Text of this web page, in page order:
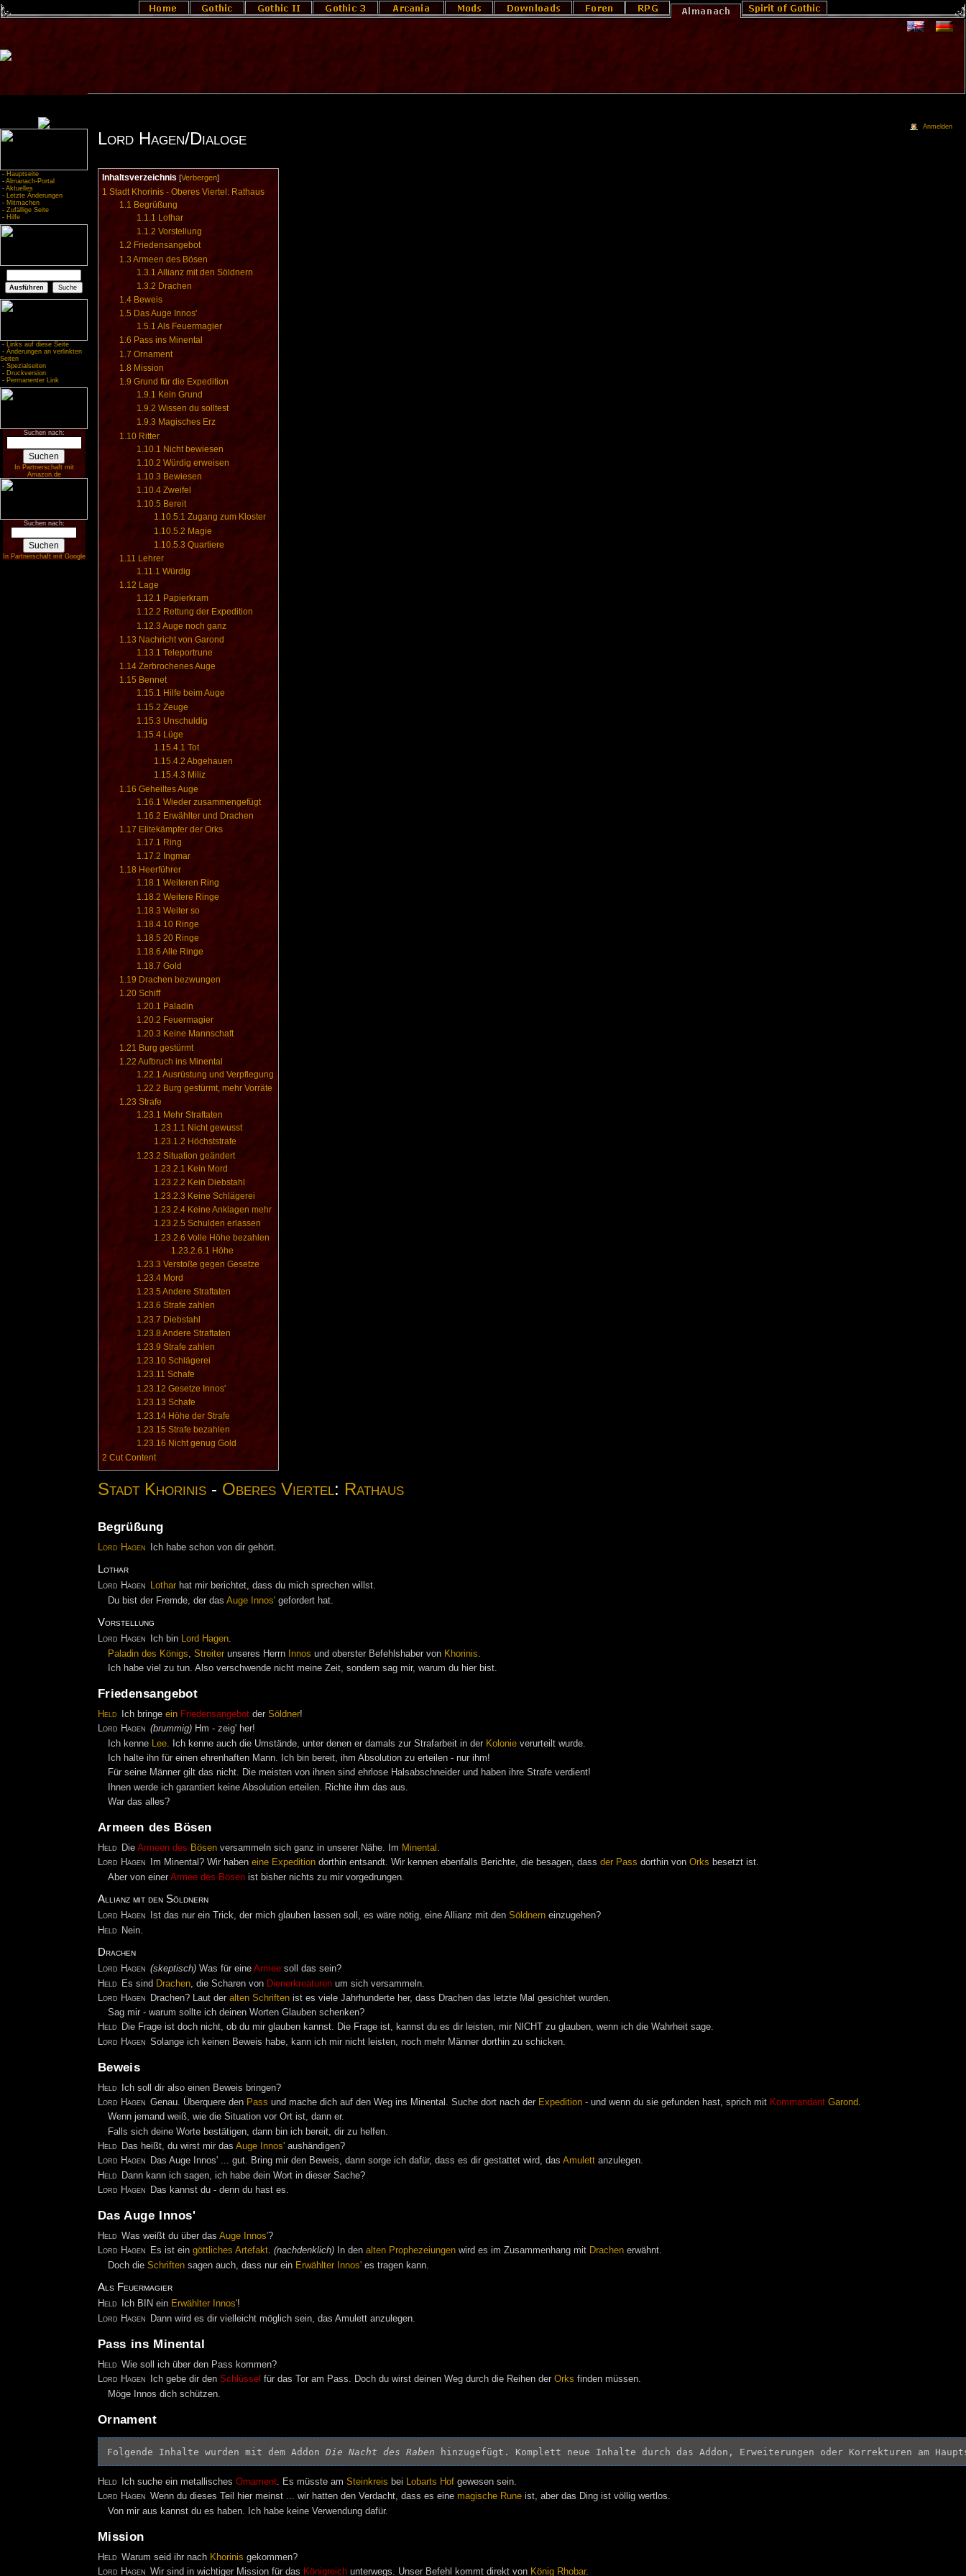
- Hauptseite
- Almanach-Portal
- Aktuelles
- Letzte Änderungen
- Mitmachen
- Zufällige Seite
- Hilfe
- Links auf diese Seite
- Änderungen an verlinkten
Seiten
- Spezialseiten
- Druckversion
- Permanenter Link
Suchen nach:
In Partnerschaft mit
Amazon.de
Suchen nach:
In Partnerschaft mit Google
Lord Hagen/Dialoge
Inhaltsverzeichnis [Verbergen]
1 Stadt Khorinis - Oberes Viertel: Rathaus
1.1 Begrüßung
1.1.1 Lothar
1.1.2 Vorstellung
1.2 Friedensangebot
1.3 Armeen des Bösen
1.3.1 Allianz mit den Söldnern
1.3.2 Drachen
1.4 Beweis
1.5 Das Auge Innos'
1.5.1 Als Feuermagier
1.6 Pass ins Minental
1.7 Ornament
1.8 Mission
1.9 Grund für die Expedition
1.9.1 Kein Grund
1.9.2 Wissen du solltest
1.9.3 Magisches Erz
1.10 Ritter
1.10.1 Nicht bewiesen
1.10.2 Würdig erweisen
1.10.3 Bewiesen
1.10.4 Zweifel
1.10.5 Bereit
1.10.5.1 Zugang zum Kloster
1.10.5.2 Magie
1.10.5.3 Quartiere
1.11 Lehrer
1.11.1 Würdig
1.12 Lage
1.12.1 Papierkram
1.12.2 Rettung der Expedition
1.12.3 Auge noch ganz
1.13 Nachricht von Garond
1.13.1 Teleportrune
1.14 Zerbrochenes Auge
1.15 Bennet
1.15.1 Hilfe beim Auge
1.15.2 Zeuge
1.15.3 Unschuldig
1.15.4 Lüge
1.15.4.1 Tot
1.15.4.2 Abgehauen
1.15.4.3 Miliz
1.16 Geheiltes Auge
1.16.1 Wieder zusammengefügt
1.16.2 Erwählter und Drachen
1.17 Elitekämpfer der Orks
1.17.1 Ring
1.17.2 Ingmar
1.18 Heerführer
1.18.1 Weiteren Ring
1.18.2 Weitere Ringe
1.18.3 Weiter so
1.18.4 10 Ringe
1.18.5 20 Ringe
1.18.6 Alle Ringe
1.18.7 Gold
1.19 Drachen bezwungen
1.20 Schiff
1.20.1 Paladin
1.20.2 Feuermagier
1.20.3 Keine Mannschaft
1.21 Burg gestürmt
1.22 Aufbruch ins Minental
1.22.1 Ausrüstung und Verpflegung
1.22.2 Burg gestürmt, mehr Vorräte
1.23 Strafe
1.23.1 Mehr Straftaten
1.23.1.1 Nicht gewusst
1.23.1.2 Höchststrafe
1.23.2 Situation geändert
1.23.2.1 Kein Mord
1.23.2.2 Kein Diebstahl
1.23.2.3 Keine Schlägerei
1.23.2.4 Keine Anklagen mehr
1.23.2.5 Schulden erlassen
1.23.2.6 Volle Höhe bezahlen
1.23.2.6.1 Höhe
1.23.3 Verstoße gegen Gesetze
1.23.4 Mord
1.23.5Andere Straftaten
1.23.6 Strafe zahlen
1.23.7 Diebstahl
1.23.8Andere Straftaten
1.23.9 Strafe zahlen
1.23.10 Schlägerei
1.23.11 Schafe
1.23.12 Gesetze Innos'
1.23.13 Schafe
1.23.14 Höhe der Strafe
1.23.15 Strafe bezahlen
1.23.16 Nicht genug Gold
2 Cut Content
Stadt Khorinis- Oberes Viertel: Rathaus
Begrüßung
Lord Hagen Ich habe schon von dir gehört.
Lothar
Lord Hagen Lothar hat mir berichtet, dass du mich sprechen willst.
Du bist der Fremde, der das Auge Innos'gefordert hat.
Vorstellung
Lord Hagen Ich bin Lord Hagen.
Paladin des Königs Streiterunseres Herrn Innos und oberster Befehlshaber von Khorinis
Ich habe viel zu tun. Also verschwende nicht meine Zeit, sondern sag mir, warum du hier bist.
Friedensangebot
Held Ich bringeein Friedensangebot derSöldner!
Lord Hagen (brummig) Hm - zeig' her!
Ich kenne
Lee. Ich kenne auch die Umstände, unter denen er damals zur Strafarbeit in der Kolonieverurteilt wurde.
Ich halte ihn für einen ehrenhaften Mann. Ich bin bereit, ihm Absolution zu erteilen - nur ihm!
Für seine Männer gilt das nicht. Die meisten von ihnen sind ehrlose Halsabschneider und haben ihre Strafe verdient!
Ihnen werde ich garantiert keine Absolution erteilen. Richte ihm das aus.
War das alles?
Armeen des Bösen
Held DieArmeen des Bösen versammeln sich ganz in unserer Nähe. Im Minental .
Lord Hagen
Im Minental? Wir habeneine Expedition dorthin entsandt. Wir kennen ebenfalls Berichte, die besagen, dassder Pass dorthin vonOrks besetzt ist.
Aber von einer Armee des Bösenist bisher nichts zu mir vorgedrungen.
Allianz mit den Söldnern
Lord Hagen Ist das nur ein Trick, der mich glauben lassen soll, es wäre nötig, eine Allianz mit denSöldnern einzugehen?
Held
Nein.
Drachen
Lord Hagen (skeptisch) Was für eineArmee soll das sein?
Held
Es sind Drachen , die Scharen von Dienerkreaturen um sich versammeln.
Lord Hagen
Drachen? Laut deralten Schriften ist es viele Jahrhunderte her, dass Drachen das letzte Mal gesichtet wurden.
Sag mir - warum sollte ich deinen Worten Glauben schenken?
Held
Die Frage ist doch nicht, ob du mir glauben kannst. Die Frage ist, kannst du es dir leisten, mir NICHT zu glauben, wenn ich die Wahrheit sage.
Lord Hagen Solange ich keinen Beweis habe, kann ich mir nicht leisten, noch mehr Männer dorthin zu schicken.
Beweis
Held
Ich soll dir also einen Beweis bringen?
Lord Hagen Genau. Überquere den Pass und mache dich auf den Weg ins Minental. Suche dort nach der Expedition - und wenn du sie gefunden hast, sprich mit Kommandant Garond.
Wenn jemand weiß, wie die Situation vor Ort ist, dann er.
Falls sich deine Worte bestätigen, dann bin ich bereit, dir zu helfen.
Held
Das heißt, du wirst mir dasAuge Innos' aushändigen?
Lord Hagen
Das Auge Innos' ... gut. Bring mir den Beweis, dann sorge ich dafür, dass es dir gestattet wird, dasAmulett anzulegen.
Held
Dann kann ich sagen, ich habe dein Wort in dieser Sache?
Lord Hagen
Das kannst du - denn du hast es.
Das Auge Innos'
Held Was weißt du über dasAuge Innos'?
Lord Hagen
Es ist eingöttliches Artefakt.(nachdenklich) In denalten Prophezeiungen wird es im Zusammenhang mit Drachen erwähnt.
Doch die Schriftensagen auch, dass nur ein Erwählter Innos'es tragen kann.
Als Feuermagier
Held Ich BIN ein Erwählter Innos'!
Lord Hagen
Dann wird es dir vielleicht möglich sein, das Amulett anzulegen.
Pass ins Minental
Held Wie soll ich über den Pass kommen?
Lord Hagen
Ich gebe dir denSchlüssel für das Tor am Pass. Doch du wirst deinen Weg durch die Reihen derOrks finden müssen.
Möge Innos dich schützen.
Ornament
Folgende Inhalte wurden mit dem Addon Die Nacht des Raben hinzugefügt. Komplett neue Inhalte durch das Addon, Erweiterungen oder Korrekturen am
Held Ich suche ein metallischesOrnament. Es müsste amSteinkreis bei Lobarts Hof gewesen sein.
Lord Hagen Wenn du dieses Teil hier meinst ... wir hatten den Verdacht, dass es eine magische Rune ist, aber das Ding ist völlig wertlos.
Von mir aus kannst du es haben. Ich habe keine Verwendung dafür.
Mission
Held Warum seid ihr nach Khorinis gekommen?
Lord Hagen Wir sind in wichtiger Mission für das Königreich unterwegs. Unser Befehl kommt direkt von König Rhobar.
Anmelden